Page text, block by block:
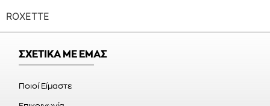
ROXETTE
ΣΧΕΤΙΚΑ ΜΕ ΕΜΑΣ
Ποιοί Είμαστε